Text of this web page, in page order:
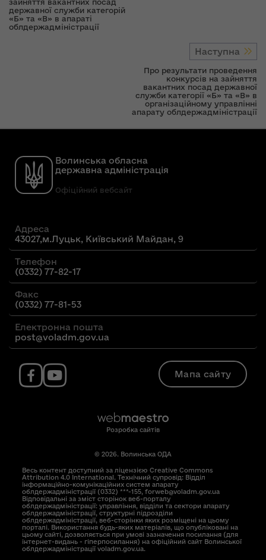
зайняття вакантних посад
державної служби категорій
«Б» та «В» в апараті
облдержадміністрації
Наступна
Про результати проведення
конкурсів на зайняття
вакантних посад державної
служби категорії «Б» та «В» в
організаційному управлінні
апарату облдержадміністрації
Волинська обласна
державна адміністрація
Офіційний вебсайт
Адреса
43027,м.Луцьк, Київський Майдан, 9
Телефон
(0332) 77-82-17
Факс
(0332) 77-81-53
Електронна пошта
post@voladm.gov.ua
Мапа сайту
Розробка сайтів
© 2026. Волинська ОДА
Весь контент доступний за ліцензією Creative Commons
Attribution 4.0 International. Технічний супровід: Відділ
інформаційно-комунікаційних систем апарату
облдержадміністрації (0332) ***-155, forweb@voladm.gov.ua
Відповідальні за зміст сторінок веб-порталу
облдержадміністрації: управління, відділи та сектори апарату
облдержадміністрації, структурні підрозділи
облдержадміністрації, веб-сторінки яких розміщені на цьому
порталі. Використання будь-яких матеріалів, що опубліковані на
цьому сайті, дозволяється при умові зазначення посилання (для
інтернет-видань - гіперпосилання) на офіційний сайт Волинської
облдержадміністрації voladm.gov.ua.